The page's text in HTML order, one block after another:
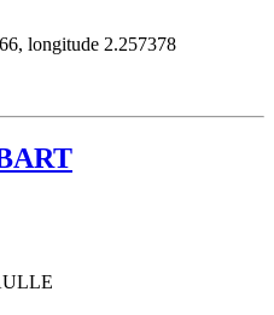
longitude 2.257378